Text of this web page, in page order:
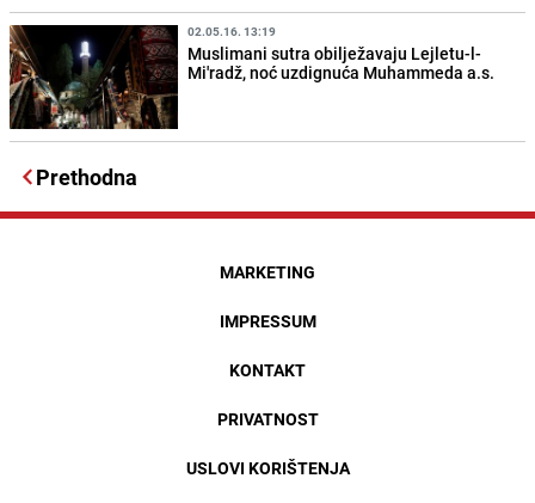
02.05.16. 13:19
Muslimani sutra obilježavaju Lejletu-l-
Mi'radž, noć uzdignuća Muhammeda a.s.
Prethodna
MARKETING
IMPRESSUM
KONTAKT
PRIVATNOST
USLOVI KORIŠTENJA